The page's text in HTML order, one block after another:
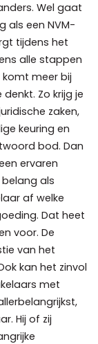
Wel gaat
als een NVM-
tijdens het
alle stappen
meer bij
Zo krijg je
zaken,
keuring en
bod. Dan
ervaren
als
af welke
Dat heet
voor. De
van het
kan het zinvol
met
Hij of zij